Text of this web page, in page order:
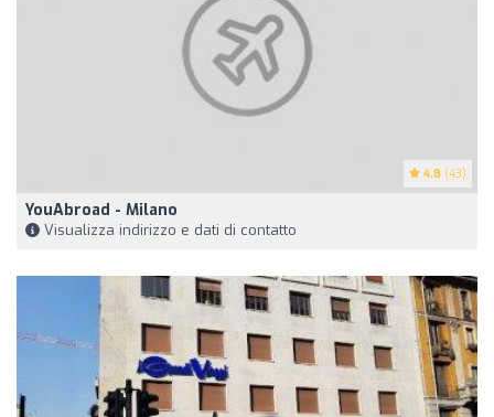
4.8 (43)
YouAbroad - Milano
Visualizza indirizzo e dati di contatto